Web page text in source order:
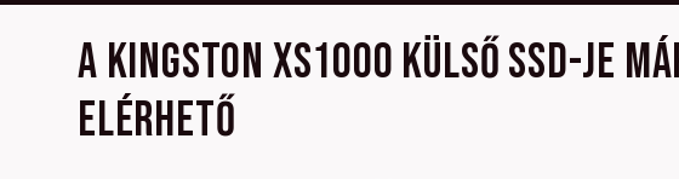
A Kingston XS1000 külső SSD-je
elérhető